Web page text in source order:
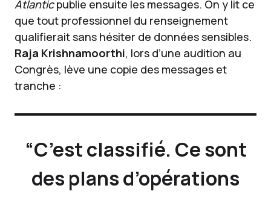
Atlanticpublie ensuite les messages. On y lit ce
que tout professionnel du renseignement
qualifierait sans hésiter de données sensibles.
Raja Krishnamoorthi, lors d’une audition au
Congrès, lève une copie des messages et
tranche :
“C’est classifié. Ce sont
des plans d’opérations